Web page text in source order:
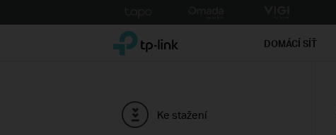
to
TP-Link, Reliably Smart DOMÁCÍ SÍŤ
Ke stažení